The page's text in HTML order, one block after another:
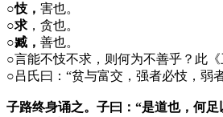
○忮， 害也。
○求 ，贪也。
○臧， 善也。
○言能不忮不求，则何为不善乎？此
○吕氏曰：“贫与富交，强者必忮，弱
子路终身诵之。子曰：“是道也，何足